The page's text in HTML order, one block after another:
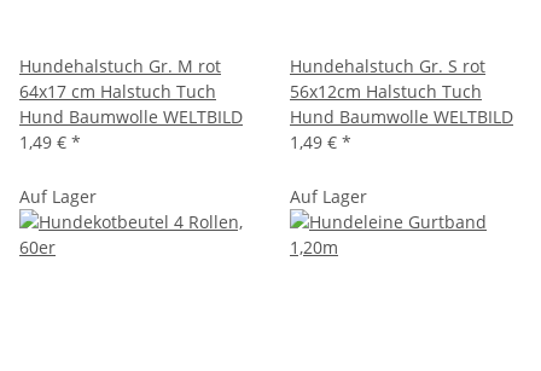
Hundehalstuch Gr. M rot
64x17 cm Halstuch Tuch
Hund Baumwolle WELTBILD
1,49 € *
Hundehalstuch Gr. S rot
56x12cm Halstuch Tuch
Hund Baumwolle WELTBILD
1,49 € *
Auf Lager Auf Lager